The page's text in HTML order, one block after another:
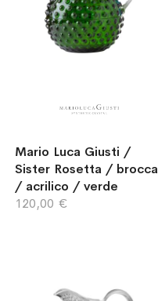
Mario Luca Giusti /
Sister Rosetta / brocca
/ acrilico / verde
120,00 €